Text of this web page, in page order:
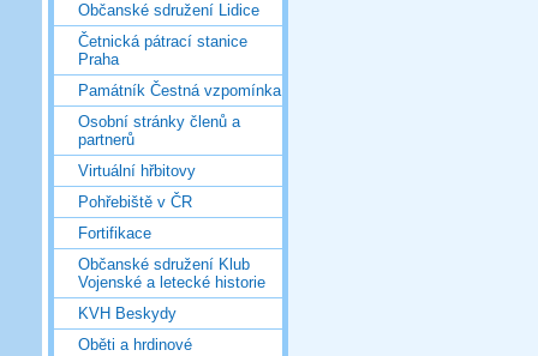
Občanské sdružení Lidice
Četnická pátrací stanice
Praha
Památník Čestná vzpomínka
Osobní stránky členů a
partnerů
Virtuální hřbitovy
Pohřebiště v ČR
Fortifikace
Občanské sdružení Klub
Vojenské a letecké historie
KVH Beskydy
Oběti a hrdinové